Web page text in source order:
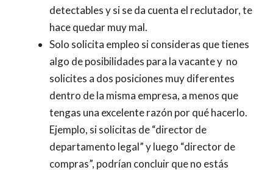
detectables y si se da cuenta el reclutador, te
hace quedar muy mal.
Solo solicita empleo si consideras que tienes
algo de posibilidades para la vacante y no
solicites a dos posiciones muy diferentes
dentro de la misma empresa, a menos que
tengas una excelente razón por qué hacerlo.
Ejemplo, si solicitas de “director de
departamento legal” y luego “director de
compras”, podrían concluir que no estás